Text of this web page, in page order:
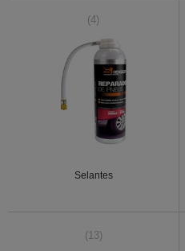
(4)
Selantes
(13)